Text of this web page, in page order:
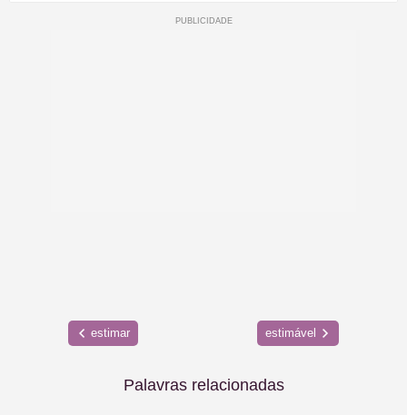
estimar estimável
Palavras relacionadas